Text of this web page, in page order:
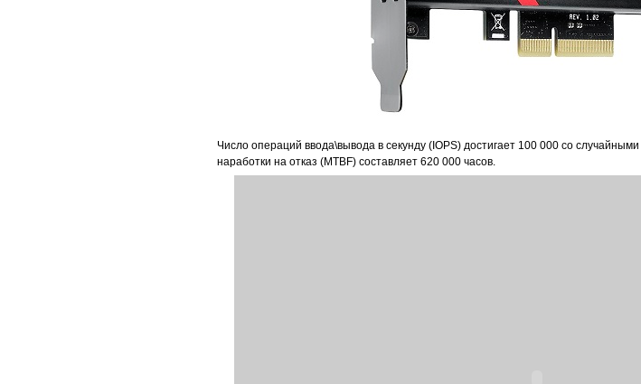
Число операций ввода\вывода в секунду (IOPS) достигает 100 000 со
наработки на отказ (MTBF) составляет 620 000 часов.